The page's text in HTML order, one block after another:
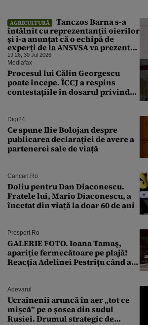
AGRICULTURĂ
Tanczos Barna s-a
întâlnit cu reprezentanții oierilor
și i-a anunțat că o echipă de
experți de la ANSVSA va prezenta
planul pentru ieșirea din criză
19:26, 30 Jul 2026
Mediafax
Procesul lui Călin Georgescu
poate începe. ÎCCJ a respins
contestațiile în dosarul privind
Digi24
Ce spune Ilie Bolojan despre
publicarea declarației de avere a
partenerei sale de viață
Cancan.ro
Doliu pentru Dan Diaconescu.
Fratele lui, Mario Diaconescu, a
încetat din viață la doar 60 de ani
Prosport.ro
GALERIE FOTO. Ioana Tamaş,
apariție fermecătoare pe plajă!
Reacția Adelinei Pestrițu când a
Adevarul
Ucrainenii aruncă în aer „tot ce
mișcă” pe o șosea din sudul
Rusiei. Drumul strategic de